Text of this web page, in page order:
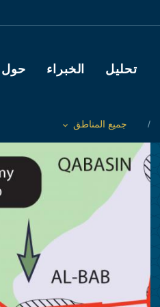
Main navigation
تحليل الخبراء حول
Toggle List of
جميع المناطق